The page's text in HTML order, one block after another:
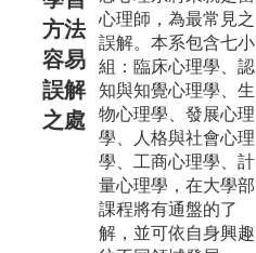
方法
容易
誤解
之處
心理師，為最常見之
誤解。本系包含七小
組：臨床心理學、認
知與知覺心理學、生
物心理學、發展心理
學、人格與社會心理
學、工商心理學、計
量心理學，在大學部
課程將有通盤的了
解，並可依自身興趣